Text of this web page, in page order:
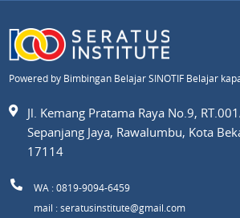
Powered by Bimbingan Belajar SINOTIF Belajar
Jl. Kemang Pratama Raya No.9,
Sepanjang Jaya, Rawalumbu, Kota
17114
WA : 0819-9094-6459
mail : seratusinstitute@gmail.com